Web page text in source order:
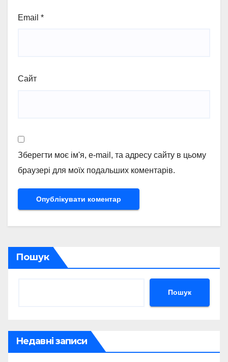
Email *
Сайт
Зберегти моє ім'я, e-mail, та адресу сайту в цьому
браузері для моїх подальших коментарів.
Пошук
Пошук
Недавні записи